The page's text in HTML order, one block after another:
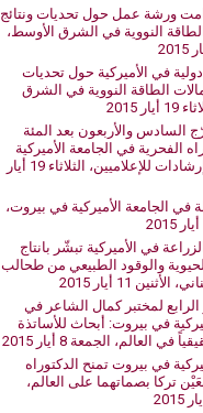
ورشة عمل حول تحديات ونتائج
النووية في الشرق الأوسط،
في الأميركية حول تحديات
الطاقة النووية في الشرق
2015
السادس والأربعون بعد المئة
الفحرية في الجامعة الأميركية
في بيروت: إرشادات للإعلاميين، الثلاثاء 19 أيار
في الجامعة الأميركية في بيروت،
في الأميركية تبشّر بانتاج
والوقود الطبيعي من طحالب
11 أيار 2015
لمختبر كمال الشاعر في
في بيروت: أبحاث للأساتذة
في العالم، الجمعة 8 أيار 2015
في بيروت تمنح الدكتوراه
تركا بصماتهما على العالم،